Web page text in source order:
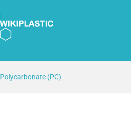
Polycarbonate (PC)